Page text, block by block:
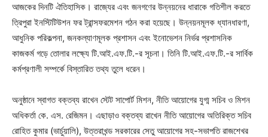
আজকের দিনটি ঐতিহাসিক। রাজ্যের এবং জনগণের উন্নয়নের ধারাকে গতিশীল করতে
ত্রিপুরা ইনস্টিটিউশন ফর ট্রান্সফরমেশন গঠন করা হয়েছে। উন্নয়নমূলক ধ্যানধারণা,
আধুনিক পরিকল্পনা, জনকল্যাণমূলক প্রশাসন এবং ইনোভেশন নির্ভর প্রশাসনিক
কাজকর্ম গড়ে তোলার লক্ষ্যে টি.আই.এফ.টি.-র সূচনা। তিনি টি.আই.এফ.টি.-র সার্বিক
কর্মপ্রণালী সম্পর্কে বিস্তারিত তথ্য তুলে ধরেন।
অনুষ্ঠানে স্বাগত বক্তব্য রাখেন স্টেট সাপোর্ট মিশন, নীতি আয়োগের যুগ্ম সচিব ও মিশন
অধিকর্তা কে. এস. রেজিমন। এছাড়াও বক্তব্য রাখেন নীতি আয়োগের অতিরিক্ত সচিব
রোহিত কুমার (ভার্চুয়ালি), উত্তরাখন্ড সরকারের সেতু আয়োগের সহ-সভাপতি রাজশেখর